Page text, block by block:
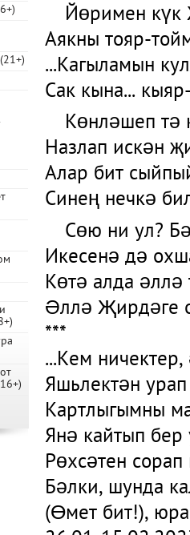
Йөримен
Аякны тояр-
...Кагыламын
Сак кына...
Көнләшеп тә
Назлап искән
Алар бит
Синең нечкә
Сөю ни ул?
Икесенә дә
Көтә алда әллә
Әллә Җирдәге
***
...Кем
Яшьлектән
Картлыгымны
Янә кайтып бер
Рөхсәтен
Бәлки, шунда
(Өмет бит!),